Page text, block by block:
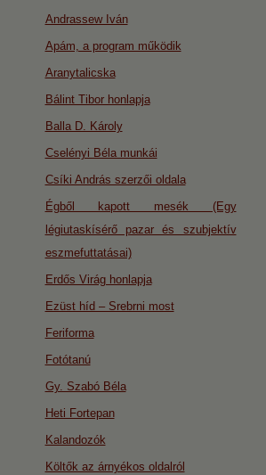
Andrassew Iván
Apám, a program működik
Aranytalicska
Bálint Tibor honlapja
Balla D. Károly
Cselényi Béla munkái
Csíki András szerzői oldala
Égből kapott mesék (Egy
légiutaskísérő pazar és szubjektív
eszmefuttatásai)
Erdős Virág honlapja
Ezüst híd – Srebrni most
Feriforma
Fotótanú
Gy. Szabó Béla
Heti Fortepan
Kalandozók
Költők az árnyékos oldalról